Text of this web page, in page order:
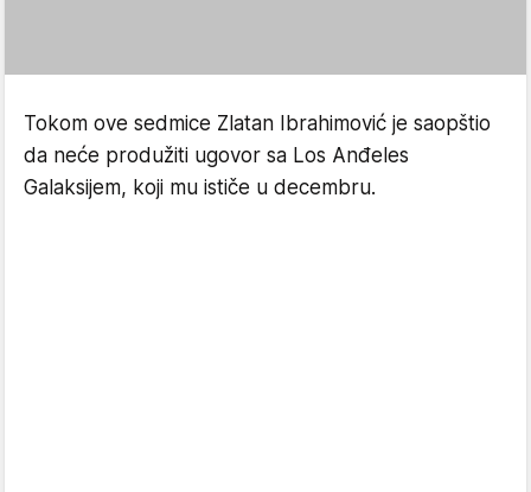
Tokom ove sedmice Zlatan Ibrahimović je saopštio
da neće produžiti ugovor sa Los Anđeles
Galaksijem, koji mu ističe u decembru.